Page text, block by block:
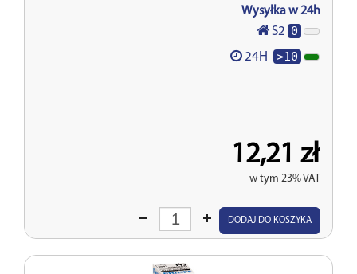
Wysyłka w 24h
S2 0
24H >10
12,21 zł
w tym 23% VAT
Wprowadź
DODAJ DO KOSZYKA